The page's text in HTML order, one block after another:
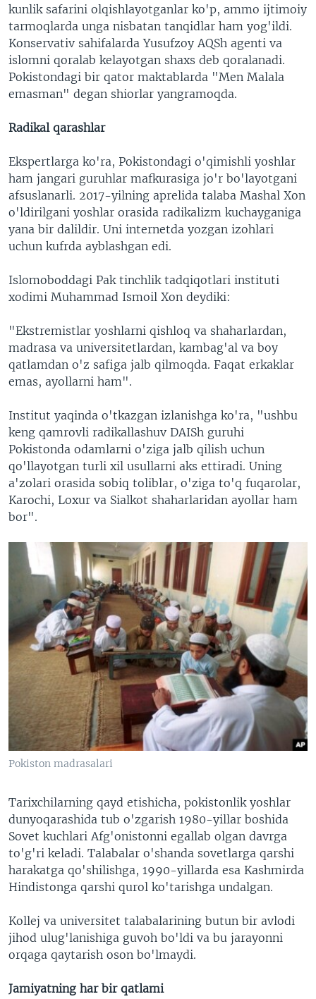
kunlik safarini olqishlayotganlar ko'p, ammo ijtimoiy
tarmoqlarda unga nisbatan tanqidlar ham yog'ildi.
Konservativ sahifalarda Yusufzoy AQSh agenti va
islomni qoralab kelayotgan shaxs deb qoralanadi.
Pokistondagi bir qator maktablarda "Men Malala
emasman" degan shiorlar yangramoqda.
Radikal qarashlar
Ekspertlarga ko'ra, Pokistondagi o'qimishli yoshlar
ham jangari guruhlar mafkurasiga jo'r bo'layotgani
afsuslanarli. 2017-yilning aprelida talaba Mashal Xon
o'ldirilgani yoshlar orasida radikalizm kuchayganiga
yana bir dalildir. Uni internetda yozgan izohlari
uchun kufrda ayblashgan edi.
Islomoboddagi Pak tinchlik tadqiqotlari instituti
xodimi Muhammad Ismoil Xon deydiki:
"Ekstremistlar yoshlarni qishloq va shaharlardan,
madrasa va universitetlardan, kambag'al va boy
qatlamdan o'z safiga jalb qilmoqda. Faqat erkaklar
emas, ayollarni ham".
Institut yaqinda o'tkazgan izlanishga ko'ra, "ushbu
keng qamrovli radikallashuv DAISh guruhi
Pokistonda odamlarni o'ziga jalb qilish uchun
qo'llayotgan turli xil usullarni aks ettiradi. Uning
a'zolari orasida sobiq toliblar, o'ziga to'q fuqarolar,
Karochi, Loxur va Sialkot shaharlaridan ayollar ham
bor".
Pokiston madrasalari
Tarixchilarning qayd etishicha, pokistonlik yoshlar
dunyoqarashida tub o'zgarish 1980-yillar boshida
Sovet kuchlari Afg'onistonni egallab olgan davrga
to'g'ri keladi. Talabalar o'shanda sovetlarga qarshi
harakatga qo'shilishga, 1990-yillarda esa Kashmirda
Hindistonga qarshi qurol ko'tarishga undalgan.
Kollej va universitet talabalarining butun bir avlodi
jihod ulug'lanishiga guvoh bo'ldi va bu jarayonni
orqaga qaytarish oson bo'lmaydi.
Jamiyatning har bir qatlami